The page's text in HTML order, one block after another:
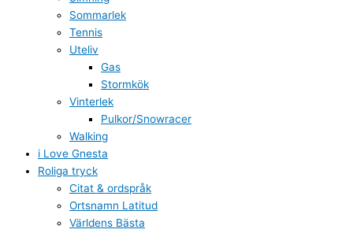
Sommarlek
Tennis
Uteliv
Gas
Stormkök
Vinterlek
Pulkor/Snowracer
Walking
i Love Gnesta
Roliga tryck
Citat & ordspråk
Ortsnamn Latitud
Världens Bästa